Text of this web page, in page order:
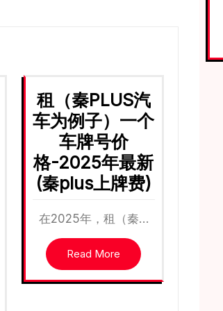
租（秦PLUS汽
车为例子）一个
车牌号价
格-2025年最新
(秦plus上牌费)
在2025年，租（秦…
Read More